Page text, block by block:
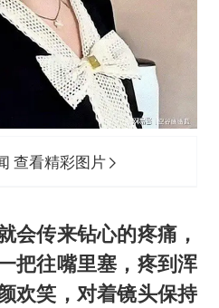
查看精彩图片
会传来钻心的疼痛，
把往嘴里塞，疼到浑
欢笑，对着镜头保持